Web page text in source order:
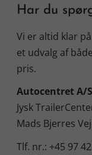
Har du
Vi er altid klar
et udvalg af
pris.
Autocentret A/S
Jysk
Mads Bjerres
Tlf. nr.: +45 97